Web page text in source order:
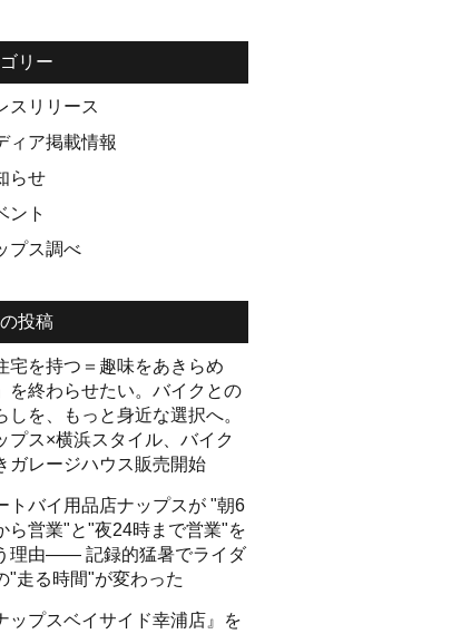
リー
スリリース
ィア掲載情報
らせ
ント
プス調べ
投稿
宅を持つ＝趣味をあきらめ
を終わらせたい。バイクとの
しを、もっと身近な選択へ。
プス×横浜スタイル、バイク
ガレージハウス販売開始
トバイ用品店ナップスが "朝6
ら営業"と"夜24時まで営業"を
理由—— 記録的猛暑でライダ
"走る時間"が変わった
ップスベイサイド幸浦店』を